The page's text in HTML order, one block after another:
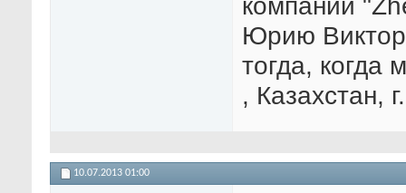
Юрию
тогда,
, Казахстан,
10.07.2013 01:00